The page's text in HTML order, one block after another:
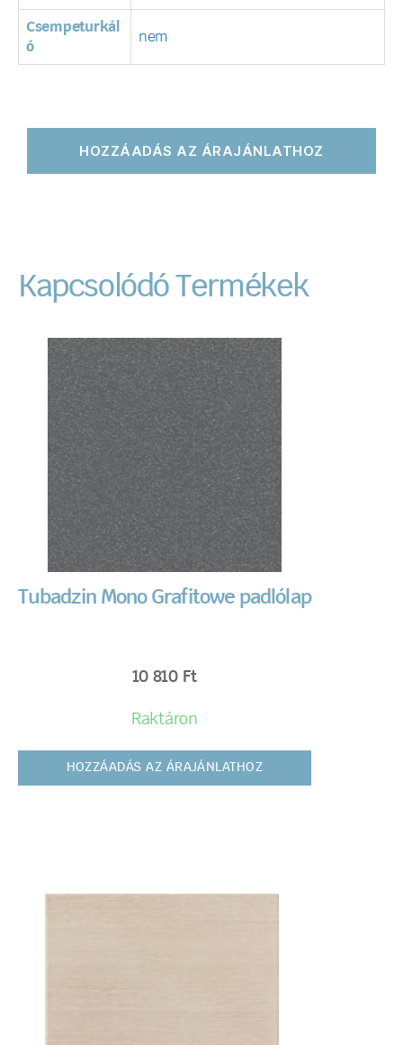
Csempeturkál
ó
nem
HOZZÁADÁS AZ ÁRAJÁNLATHOZ
Kapcsolódó Termékek
Tubadzin Mono Grafitowe padlólap
10 810 Ft
Raktáron
HOZZÁADÁS AZ ÁRAJÁNLATHOZ